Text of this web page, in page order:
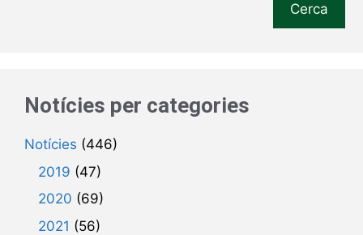
Cerca
Notícies per categories
Notícies (446)
2019 (47)
2020 (69)
2021 (56)